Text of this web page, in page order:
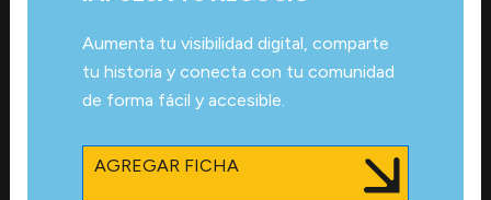
Aumenta tu visibilidad digital, comparte
tu historia y conecta con tu comunidad
de forma fácil y accesible.
AGREGAR FICHA